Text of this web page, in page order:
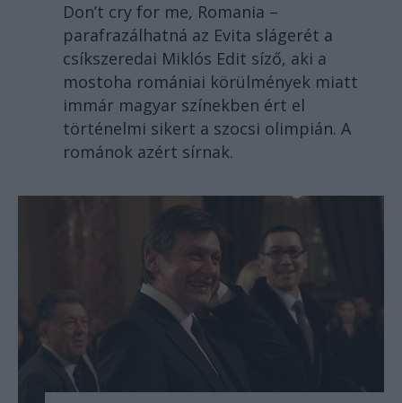
Don’t cry for me, Romania –
parafrazálhatná az Evita slágerét a
csíkszeredai Miklós Edit síző, aki a
mostoha romániai körülmények miatt
immár magyar színekben ért el
történelmi sikert a szocsi olimpián. A
románok azért sírnak.